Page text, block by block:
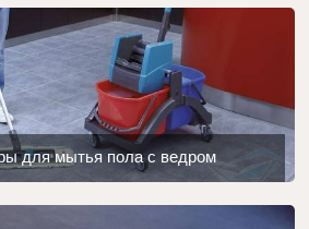
для мытья пола с ведром